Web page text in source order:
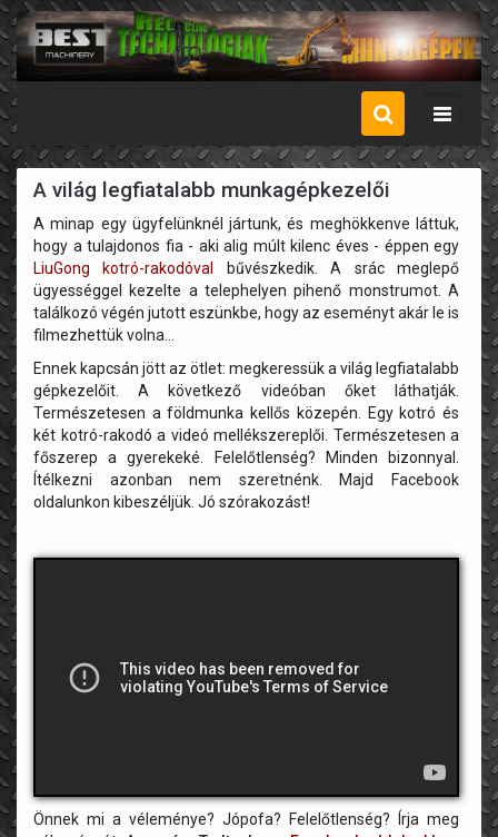
Menü
A világ legfiatalabb munkagépkezelői
A minap egy ügyfelünknél jártunk, és meghökkenve láttuk,
hogy a tulajdonos fia - aki alig múlt kilenc éves - éppen egy
LiuGong kotró-rakodóval
bűvészkedik. A srác meglepő
ügyességgel kezelte a telephelyen pihenő monstrumot. A
találkozó végén jutott eszünkbe, hogy az eseményt akár le is
filmezhettük volna...
Ennek kapcsán jött az ötlet: megkeressük a világ legfiatalabb
gépkezelőit. A következő videóban őket láthatják.
Természetesen a földmunka kellős közepén. Egy kotró és
két kotró-rakodó a videó mellékszereplői. Természetesen a
főszerep a gyerekeké. Felelőtlenség? Minden bizonnyal.
Ítélkezni azonban nem szeretnénk. Majd Facebook
oldalunkon kibeszéljük. Jó szórakozást!
Önnek mi a véleménye? Jópofa? Felelőtlenség? Írja meg